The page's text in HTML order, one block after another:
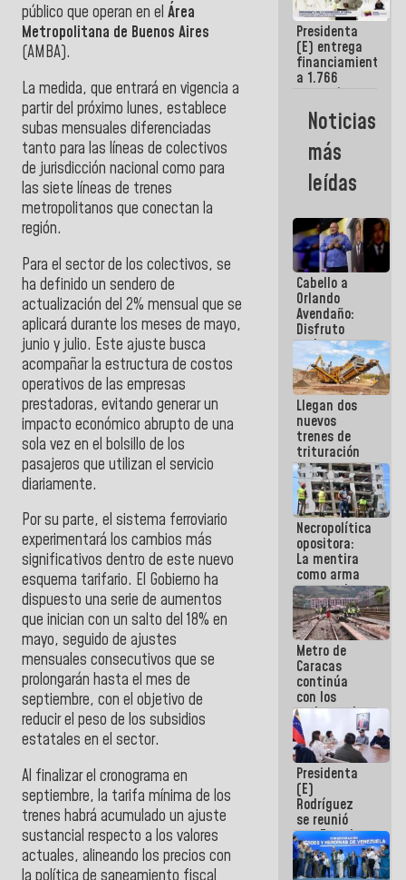
público que operan en el Área
Metropolitana de Buenos Aires
(AMBA).
La medida, que entrará en vigencia a
partir del próximo lunes, establece
subas mensuales diferenciadas
tanto para las líneas de colectivos
de jurisdicción nacional como para
las siete líneas de trenes
metropolitanos que conectan la
región.
Para el sector de los colectivos, se
ha definido un sendero de
actualización del 2% mensual que se
aplicará durante los meses de mayo,
junio y julio. Este ajuste busca
acompañar la estructura de costos
operativos de las empresas
prestadoras, evitando generar un
impacto económico abrupto de una
sola vez en el bolsillo de los
pasajeros que utilizan el servicio
diariamente.
Por su parte, el sistema ferroviario
experimentará los cambios más
significativos dentro de este nuevo
esquema tarifario. El Gobierno ha
dispuesto una serie de aumentos
que inician con un salto del 18% en
mayo, seguido de ajustes
mensuales consecutivos que se
prolongarán hasta el mes de
septiembre, con el objetivo de
reducir el peso de los subsidios
estatales en el sector.
Al finalizar el cronograma en
septiembre, la tarifa mínima de los
trenes habrá acumulado un ajuste
sustancial respecto a los valores
actuales, alineando los precios con
acompañada
por el
Gobierno
Nacional
Presidenta
(E) entrega
financiamientos
a 1.766
comerciantes
emprendedores
afectados
por
terremotos
Noticias
más
leídas
Cabello a
Orlando
Avendaño:
Disfruto
cada vez
que escribes
porque lo
que haces
es
embarrarla
Llegan dos
nuevos
trenes de
trituración
para
optimizar
manejo de
escombros
en La Guaira
Necropolítica
opositora:
La mentira
como arma
contra el
Pueblo
Metro de
Caracas
continúa
con los
trabajos de
mantenimiento
e inspección
en la Línea 2
Presidenta
(E)
Rodríguez
se reunió
con Estado
Mayor
Eléctrico